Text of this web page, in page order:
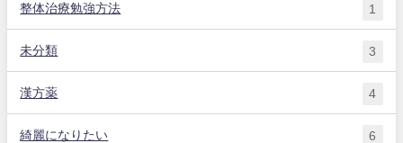
整体治療勉強方法 1
未分類 3
漢方薬 4
綺麗になりたい 6